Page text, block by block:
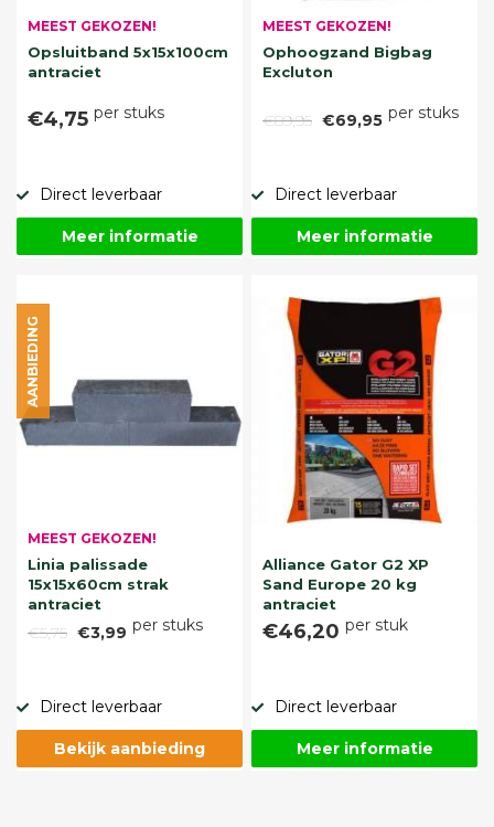
MEEST GEKOZEN!
Opsluitband 5x15x100cm
antraciet
€4,75 per stuks
Direct leverbaar
Meer informatie
MEEST GEKOZEN!
Ophoogzand Bigbag
Excluton
€89,95 €69,95 per stuks
Direct leverbaar
Meer informatie
MEEST GEKOZEN!
Linia palissade
15x15x60cm strak
antraciet
€5,75 €3,99 per stuks
AANBIEDING
Direct leverbaar
Bekijk aanbieding
Alliance Gator G2 XP
Sand Europe 20 kg
antraciet
€46,20 per stuk
Direct leverbaar
Meer informatie